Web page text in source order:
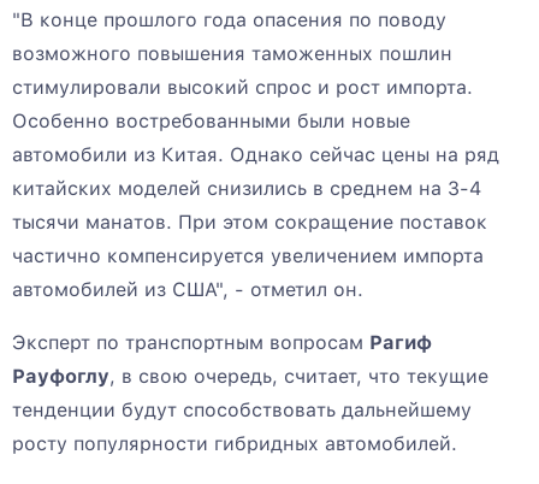
"В конце прошлого года опасения по поводу
возможного повышения таможенных пошлин
стимулировали высокий спрос и рост импорта.
Особенно востребованными были новые
автомобили из Китая. Однако сейчас цены на ряд
китайских моделей снизились в среднем на 3-4
тысячи манатов. При этом сокращение поставок
частично компенсируется увеличением импорта
автомобилей из США", - отметил он.
Эксперт по транспортным вопросам Рагиф
Рауфоглу, в свою очередь, считает, что текущие
тенденции будут способствовать дальнейшему
росту популярности гибридных автомобилей.